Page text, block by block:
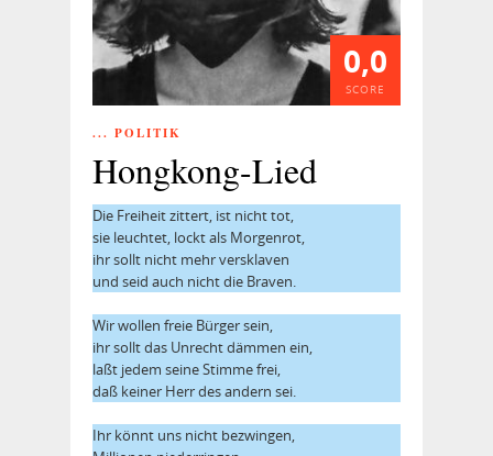
0,0
SCORE
... POLITIK
Hongkong-Lied
Die Freiheit zittert, ist nicht tot,
sie leuchtet, lockt als Morgenrot,
ihr sollt nicht mehr versklaven
und seid auch nicht die Braven.
Wir wollen freie Bürger sein,
ihr sollt das Unrecht dämmen ein,
laßt jedem seine Stimme frei,
daß keiner Herr des andern sei.
Ihr könnt uns nicht bezwingen,